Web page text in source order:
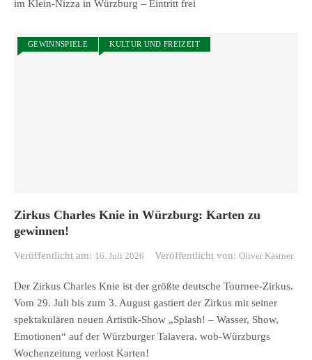
im Klein-Nizza in Würzburg – Eintritt frei
GEWINNSPIELE KULTUR UND FREIZEIT
Zirkus Charles Knie in Würzburg: Karten zu
gewinnen!
Veröffentlicht am: 16. Juli 2026 Veröffentlicht von: Oliver Kastner
Der Zirkus Charles Knie ist der größte deutsche Tournee-Zirkus.
Vom 29. Juli bis zum 3. August gastiert der Zirkus mit seiner
spektakulären neuen Artistik-Show „Splash! – Wasser, Show,
Emotionen“ auf der Würzburger Talavera. wob-Würzburgs
Wochenzeitung verlost Karten!